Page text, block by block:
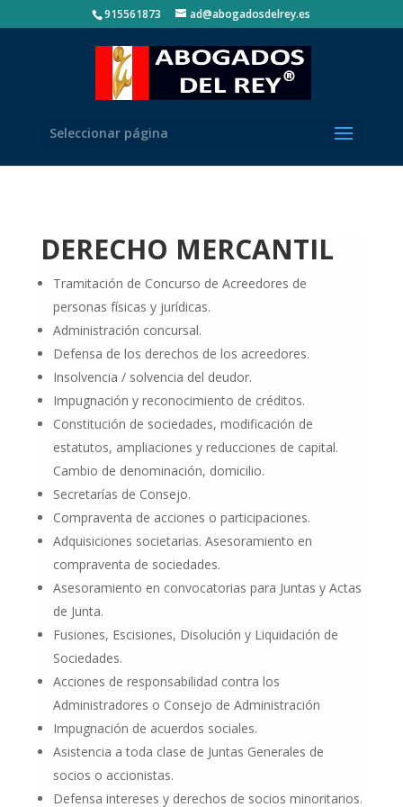
915561873 ad@abogadosdelrey.es
Seleccionar página
DERECHO MERCANTIL
Tramitación de Concurso de Acreedores de
personas físicas y jurídicas.
Administración concursal.
Defensa de los derechos de los acreedores.
Insolvencia / solvencia del deudor.
Impugnación y reconocimiento de créditos.
Constitución de sociedades, modificación de
estatutos, ampliaciones y reducciones de capital.
Cambio de denominación, domicilio.
Secretarías de Consejo.
Compraventa de acciones o participaciones.
Adquisiciones societarias. Asesoramiento en
compraventa de sociedades.
Asesoramiento en convocatorias para Juntas y Actas
de Junta.
Fusiones, Escisiones, Disolución y Liquidación de
Sociedades.
Acciones de responsabilidad contra los
Administradores o Consejo de Administración
Impugnación de acuerdos sociales.
Asistencia a toda clase de Juntas Generales de
socios o accionistas.
Defensa intereses y derechos de socios minoritarios.